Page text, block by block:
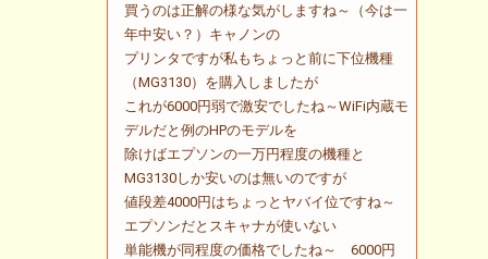
買うのは正解の様な気がしますね～（今は一
年中安い？）キャノンの
プリンタですが私もちょっと前に下位機種
（MG3130）を購入しましたが
これが6000円弱で激安でしたね～WiFi内蔵モ
デルだと例のHPのモデルを
除けばエプソンの一万円程度の機種と
MG3130しか安いのは無いのですが
値段差4000円はちょっとヤバイ位ですね～
エプソンだとスキャナが使いない
単能機が同程度の価格でしたね～ 6000円